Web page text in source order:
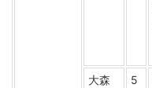
大森
5